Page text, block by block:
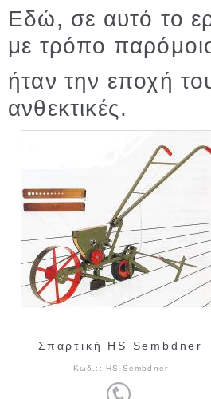
Εδώ, σε αυτό το
με τρόπο
ήταν την εποχή
ανθεκτικές.
Σπαρτική HS Sembdner
Κωδ.:: HS Sembdner